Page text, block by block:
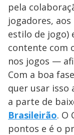
pela
jogadores,
estilo de jogo)
contente com
nos jogos —
Com a boa
quer usar isso
a parte de
Brasileirão. O
pontos e é o